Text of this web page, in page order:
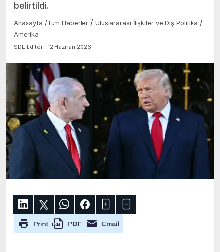
belirtildi.
Anasayfa /Tüm Haberler / Uluslararası İlişkiler ve Dış Politika /
Amerika
SDE Editör | 12 Haziran 2026